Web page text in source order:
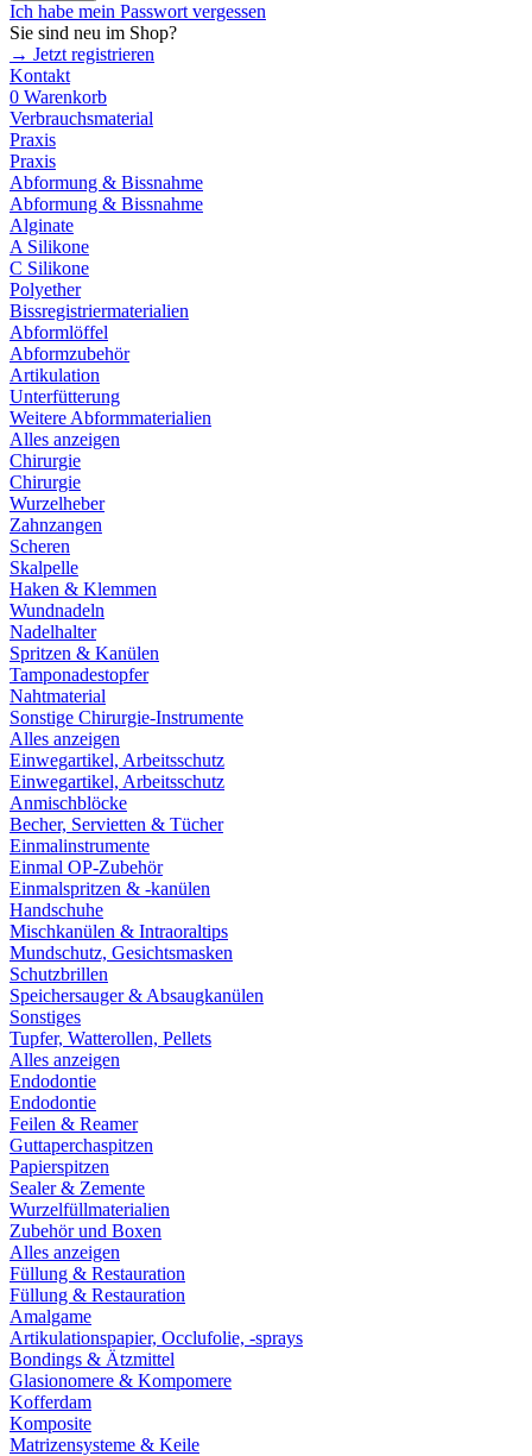
Ich habe mein Passwort vergessen
Sie sind neu im Shop?
→ Jetzt registrieren
Kontakt
0 Warenkorb
Verbrauchsmaterial
Praxis
Praxis
Abformung & Bissnahme
Abformung & Bissnahme
Alginate
A Silikone
C Silikone
Polyether
Bissregistriermaterialien
Abformlöffel
Abformzubehör
Artikulation
Unterfütterung
Weitere Abformmaterialien
Alles anzeigen
Chirurgie
Chirurgie
Wurzelheber
Zahnzangen
Scheren
Skalpelle
Haken & Klemmen
Wundnadeln
Nadelhalter
Spritzen & Kanülen
Tamponadestopfer
Nahtmaterial
Sonstige Chirurgie-Instrumente
Alles anzeigen
Einwegartikel, Arbeitsschutz
Einwegartikel, Arbeitsschutz
Anmischblöcke
Becher, Servietten & Tücher
Einmalinstrumente
Einmal OP-Zubehör
Einmalspritzen & -kanülen
Handschuhe
Mischkanülen & Intraoraltips
Mundschutz, Gesichtsmasken
Schutzbrillen
Speichersauger & Absaugkanülen
Sonstiges
Tupfer, Watterollen, Pellets
Alles anzeigen
Endodontie
Endodontie
Feilen & Reamer
Guttaperchaspitzen
Papierspitzen
Sealer & Zemente
Wurzelfüllmaterialien
Zubehör und Boxen
Alles anzeigen
Füllung & Restauration
Füllung & Restauration
Amalgame
Artikulationspapier, Occlufolie, -sprays
Bondings & Ätzmittel
Glasionomere & Kompomere
Kofferdam
Komposite
Matrizensysteme & Keile